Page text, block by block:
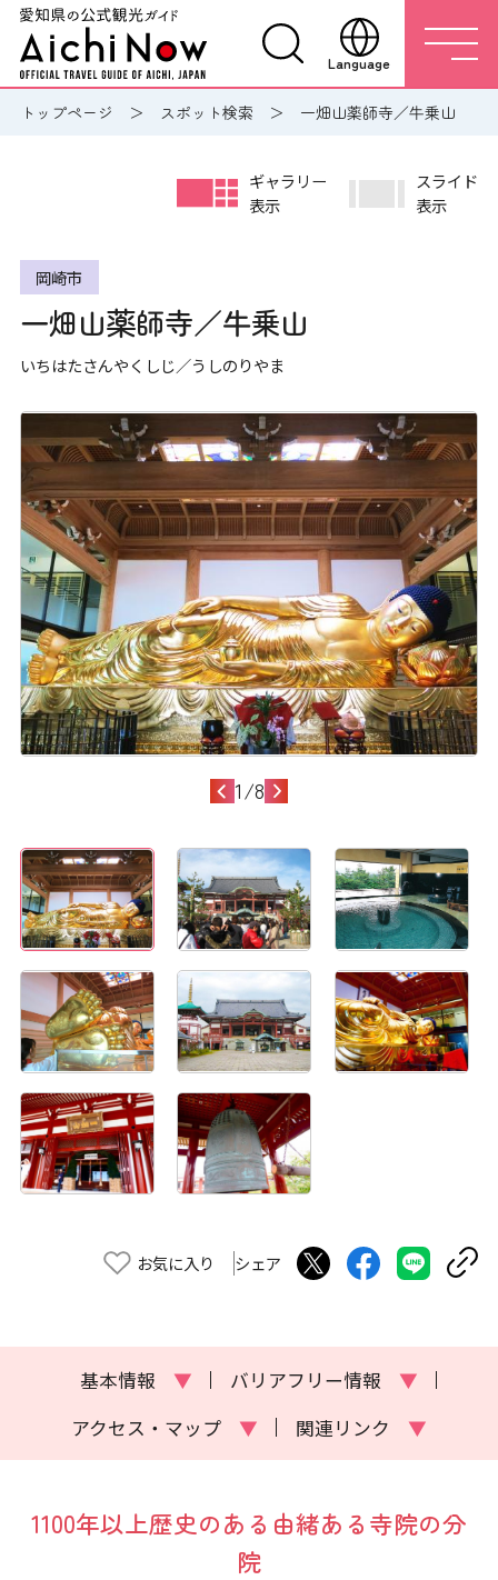
Language
トップページ スポット検索 一畑山薬師寺／牛乗山
岡崎市
一畑山薬師寺／牛乗山
いちはたさんやくしじ／うしのりやま
ギャラリー
表示
スライド
表示
1/8
お気に入り シェア
基本情報 ▼ バリアフリー情報
▼
アクセス・マップ
▼ 関連リンク ▼
1100年以上歴史のある由緒ある寺院の分
院